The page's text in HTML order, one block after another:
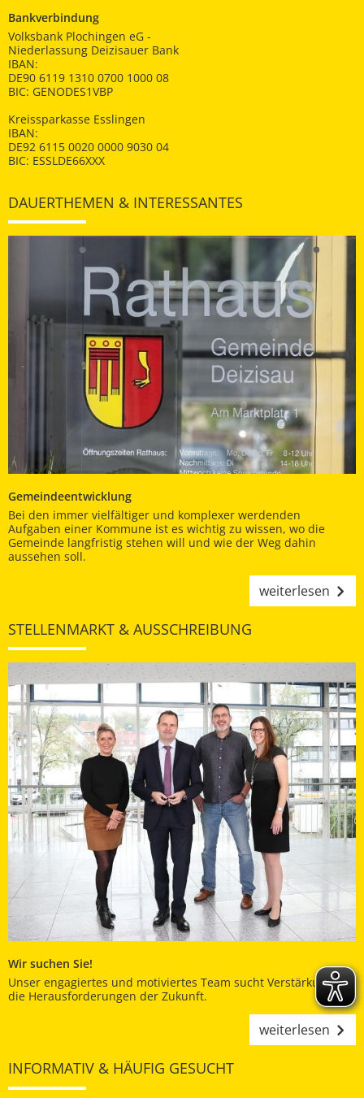
Bankverbindung
Volksbank Plochingen eG -
Niederlassung Deizisauer Bank
IBAN:
DE90 6119 1310 0700 1000 08
BIC: GENODES1VBP
Kreissparkasse Esslingen
IBAN:
DE92 6115 0020 0000 9030 04
BIC: ESSLDE66XXX
DAUERTHEMEN & INTERESSANTES
Gemeindeentwicklung
Bei den immer vielfältiger und komplexer werdenden
Aufgaben einer Kommune ist es wichtig zu wissen, wo die
Gemeinde langfristig stehen will und wie der Weg dahin
aussehen soll.
weiterlesen
STELLENMARKT & AUSSCHREIBUNG
Wir suchen Sie!
Unser engagiertes und motiviertes Team sucht Verstärkung für
die Herausforderungen der Zukunft.
weiterlesen
INFORMATIV & HÄUFIG GESUCHT